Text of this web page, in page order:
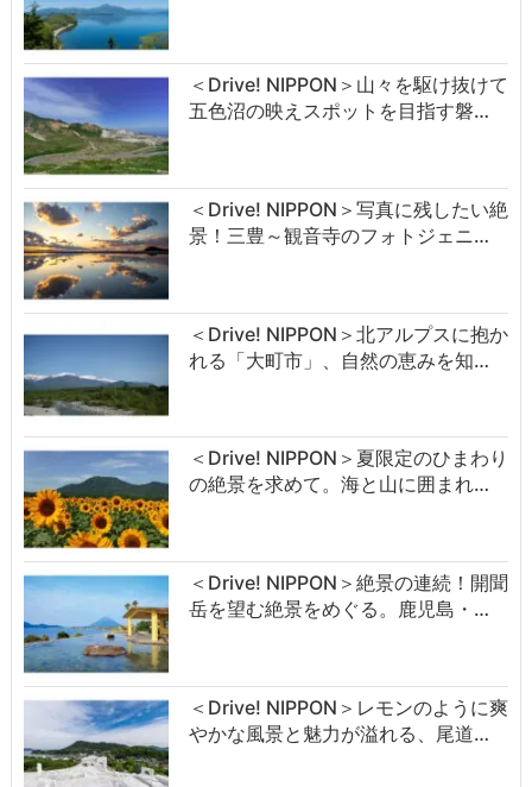
＜Drive! NIPPON＞山々を駆け抜けて
五色沼の映えスポットを目指す磐…
＜Drive! NIPPON＞写真に残したい絶
景！三豊～観音寺のフォトジェニ…
＜Drive! NIPPON＞北アルプスに抱か
れる「大町市」、自然の恵みを知…
＜Drive! NIPPON＞夏限定のひまわり
の絶景を求めて。海と山に囲まれ…
＜Drive! NIPPON＞絶景の連続！開聞
岳を望む絶景をめぐる。鹿児島・…
＜Drive! NIPPON＞レモンのように爽
やかな風景と魅力が溢れる、尾道…